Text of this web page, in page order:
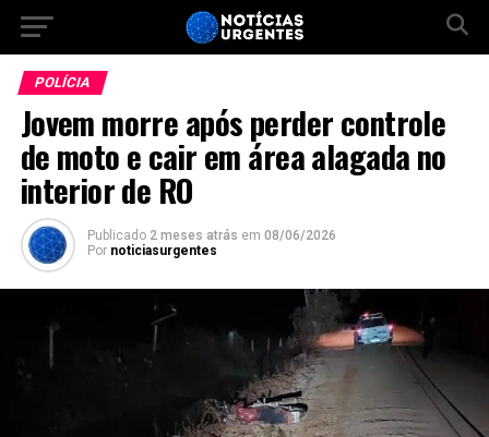
POLÍCIA
Jovem morre após perder controle
de moto e cair em área alagada no
interior de RO
Publicado 2 meses atrás em 08/06/2026
Por noticiasurgentes